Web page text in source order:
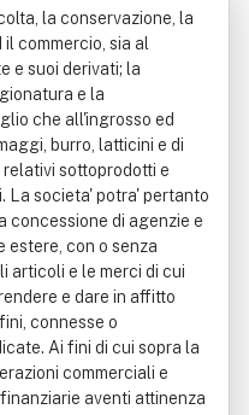
la conservazione, la
commercio, sia al
e suoi derivati; la
e la
che all'ingrosso ed
burro, latticini e di
relativi sottoprodotti e
La societa' potra' pertanto
concessione di agenzie e
estere, con o senza
articoli e le merci di cui
e dare in affitto
connesse o
Ai fini di cui sopra la
commerciali e
aventi attinenza